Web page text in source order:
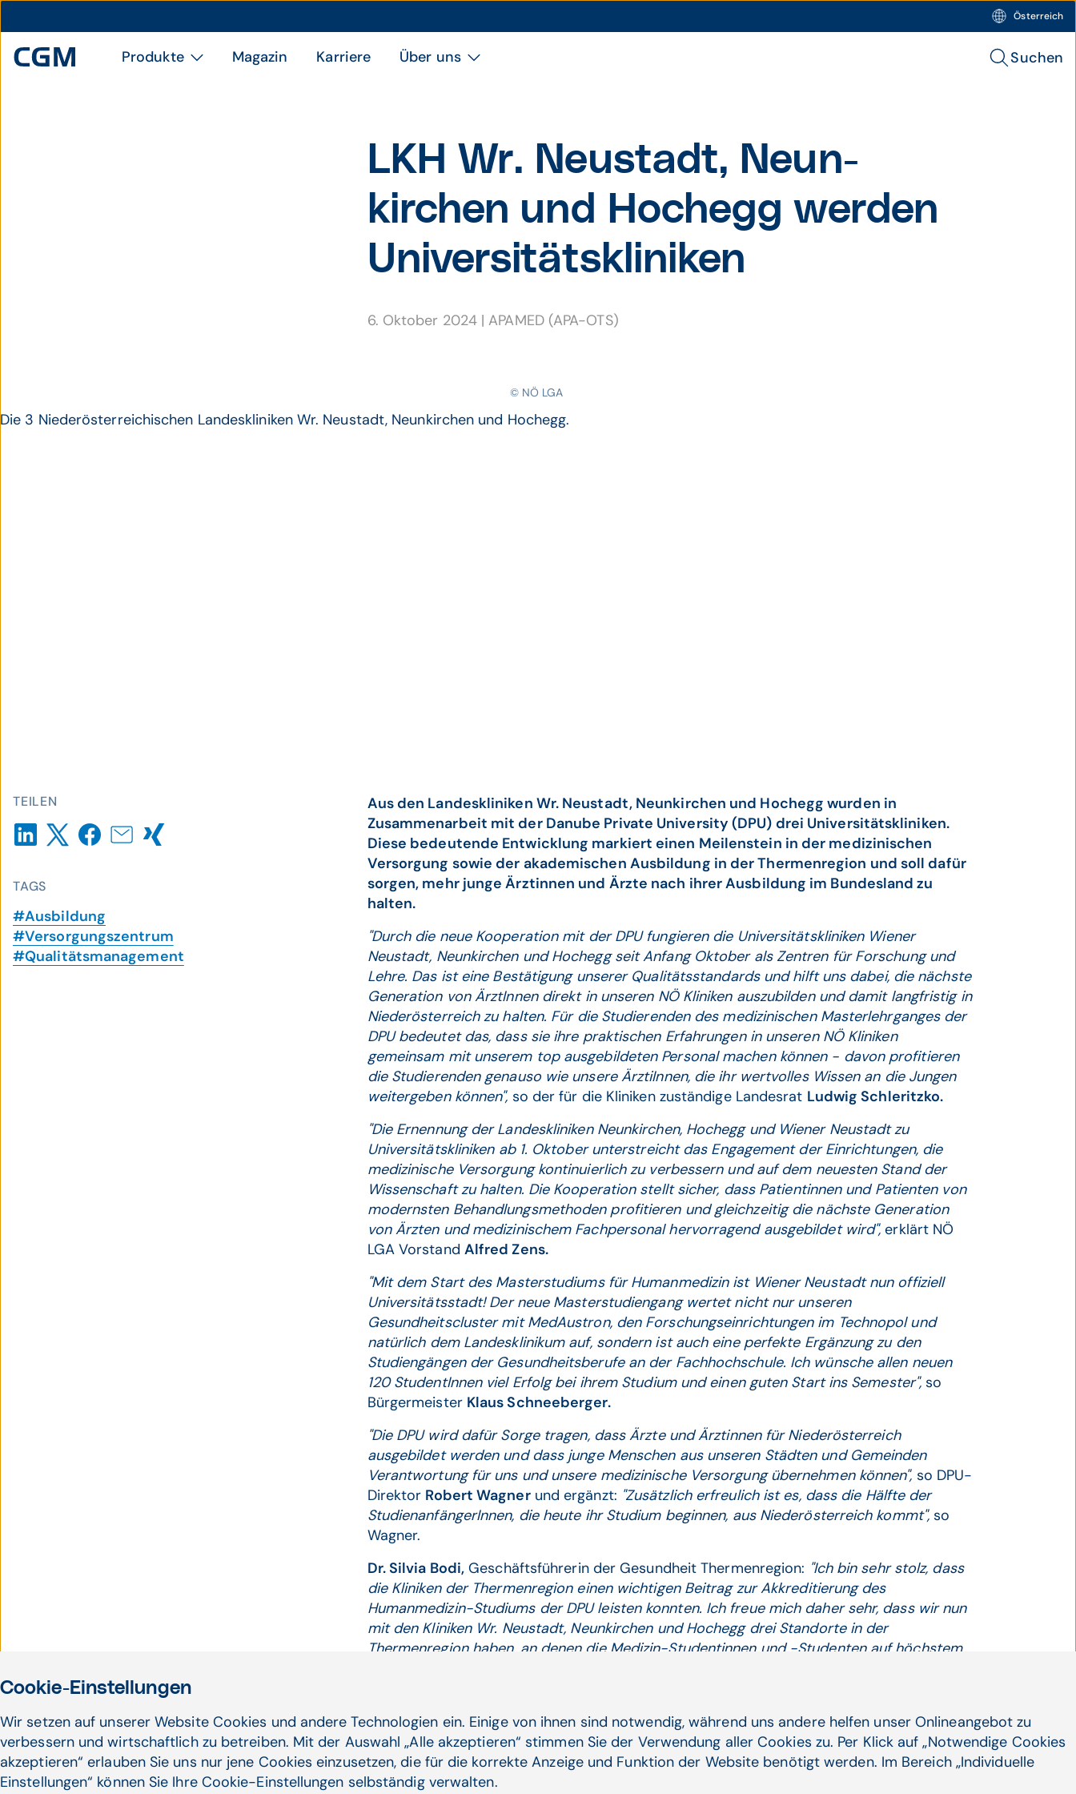
Österreich
Produkte Magazin Karriere Über uns Suchen
LKH Wr. Neu­stadt, Neun­
kirchen und Hoch­egg werden
Univer­sitäts­kliniken
6. Oktober 2024 |APAMED (APA-OTS)
© NÖ LGA
Die 3 Niederösterreichischen Landeskliniken Wr. Neustadt, Neunkirchen und Hochegg.
TEILEN
TAGS
#Ausbildung
#Versorgungszentrum
#Qualitätsmanagement
Aus den Landeskliniken Wr. Neustadt, Neunkirchen und Hochegg wurden in
Zusammenarbeit mit der Danube Private University (DPU) drei Universitätskliniken.
Diese bedeutende Entwicklung markiert einen Meilenstein in der medizinischen
Versorgung sowie der akademischen Ausbildung in der Thermenregion und soll dafür
sorgen, mehr junge Ärztinnen und Ärzte nach ihrer Ausbildung im Bundesland zu
halten.
"Durch die neue Kooperation mit der DPU fungieren die Universitätskliniken Wiener
Neustadt, Neunkirchen und Hochegg seit Anfang Oktober als Zentren für Forschung und
Lehre. Das ist eine Bestätigung unserer Qualitätsstandards und hilft uns dabei, die nächste
Generation von ÄrztInnen direkt in unseren NÖ Kliniken auszubilden und damit langfristig in
Niederösterreich zu halten. Für die Studierenden des medizinischen Masterlehrganges der
DPU bedeutet das, dass sie ihre praktischen Erfahrungen in unseren NÖ Kliniken
gemeinsam mit unserem top ausgebildeten Personal machen können - davon profitieren
die Studierenden genauso wie unsere ÄrztiInnen, die ihr wertvolles Wissen an die Jungen
weitergeben können", so der für die Kliniken zuständige Landesrat Ludwig Schleritzko.
"Die Ernennung der Landeskliniken Neunkirchen, Hochegg und Wiener Neustadt zu
Universitätskliniken ab 1. Oktober unterstreicht das Engagement der Einrichtungen, die
medizinische Versorgung kontinuierlich zu verbessern und auf dem neuesten Stand der
Wissenschaft zu halten. Die Kooperation stellt sicher, dass Patientinnen und Patienten von
modernsten Behandlungsmethoden profitieren und gleichzeitig die nächste Generation
von Ärzten und medizinischem Fachpersonal hervorragend ausgebildet wird", erklärt NÖ
LGA Vorstand Alfred Zens.
"Mit dem Start des Masterstudiums für Humanmedizin ist Wiener Neustadt nun offiziell
Universitätsstadt! Der neue Masterstudiengang wertet nicht nur unseren
Gesundheitscluster mit MedAustron, den Forschungseinrichtungen im Technopol und
natürlich dem Landesklinikum auf, sondern ist auch eine perfekte Ergänzung zu den
Studiengängen der Gesundheitsberufe an der Fachhochschule. Ich wünsche allen neuen
120 StudentInnen viel Erfolg bei ihrem Studium und einen guten Start ins Semester",so
Bürgermeister Klaus Schneeberger.
"Die DPU wird dafür Sorge tragen, dass Ärzte und Ärztinnen für Niederösterreich
ausgebildet werden und dass junge Menschen aus unseren Städten und Gemeinden
Verantwortung für uns und unsere medizinische Versorgung übernehmen können", so DPU-
Direktor Robert Wagnerund ergänzt: "Zusätzlich erfreulich ist es, dass die Hälfte der
StudienanfängerInnen, die heute ihr Studium beginnen, aus Niederösterreich kommt",so
Wagner.
Dr. Silvia Bodi, Geschäftsführerin der Gesundheit Thermenregion: "Ich bin sehr stolz, dass
die Kliniken der Thermenregion einen wichtigen Beitrag zur Akkreditierung des
Humanmedizin-Studiums der DPU leisten konnten. Ich freue mich daher sehr, dass wir nun
mit den Kliniken Wr. Neustadt, Neunkirchen und Hochegg drei Standorte in der
Thermenregion haben, an denen die Medizin-Studentinnen und -Studenten auf höchstem
Verwandte Artikel
Cookie-Einstellungen
Wir setzen auf unserer Website Cookies und andere Technologien ein. Einige von ihnen sind notwendig, während uns andere helfen unser Onlineangebot zu
verbessern und wirtschaftlich zu betreiben. Mit der Auswahl „Alle akzeptieren“ stimmen Sie der Verwendung aller Cookies zu. Per Klick auf „Notwendige Cookies
akzeptieren“ erlauben Sie uns nur jene Cookies einzusetzen, die für die korrekte Anzeige und Funktion der Website benötigt werden. Im Bereich „Individuelle
Einstellungen“ können Sie Ihre Cookie-Einstellungen selbständig verwalten.